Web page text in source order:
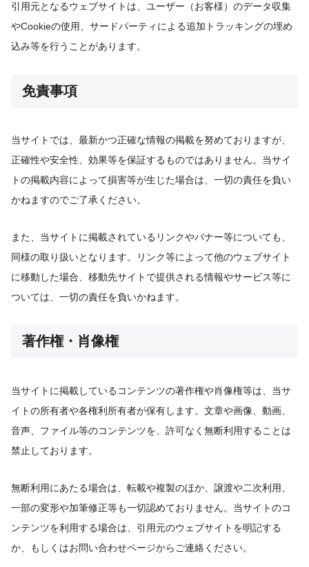
引用元となるウェブサイトは、ユーザー（お客様）のデータ収集
やCookieの使用、サードパーティによる追加トラッキングの埋め
込み等を行うことがあります。
免責事項
当サイトでは、最新かつ正確な情報の掲載を努めておりますが、
正確性や安全性、効果等を保証するものではありません。当サイ
トの掲載内容によって損害等が生じた場合は、一切の責任を負い
かねますのでご了承ください。
また、当サイトに掲載されているリンクやバナー等についても、
同様の取り扱いとなります。リンク等によって他のウェブサイト
に移動した場合、移動先サイトで提供される情報やサービス等に
ついては、一切の責任を負いかねます。
著作権・肖像権
当サイトに掲載しているコンテンツの著作権や肖像権等は、当サ
イトの所有者や各権利所有者が保有します。文章や画像、動画、
音声、ファイル等のコンテンツを、許可なく無断利用することは
禁止しております。
無断利用にあたる場合は、転載や複製のほか、譲渡や二次利用、
一部の変形や加筆修正等も一切認めておりません。当サイトのコ
ンテンツを利用する場合は、引用元のウェブサイトを明記する
か、もしくはお問い合わせページからご連絡ください。